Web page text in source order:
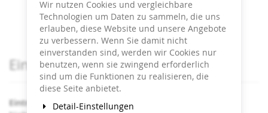
Ende:14:00Uhr
Zum Kalender hinzufügen
Produkte
Eintrittskarten
Eintritt Heidi Horten Collection
Wir nutzen Cookies und vergleichbare
Technologien um Daten zu sammeln, die uns
erlauben, diese Website und unsere Angebote
zu verbessern. Wenn Sie damit nicht
einverstanden sind, werden wir Cookies nur
benutzen, wenn sie zwingend erforderlich
sind um die Funktionen zu realisieren, die
diese Seite anbietet.
Detail-Einstellungen